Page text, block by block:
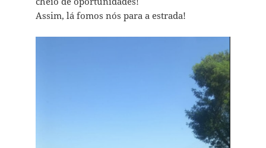
Assim, lá fomos nós para a estrada!